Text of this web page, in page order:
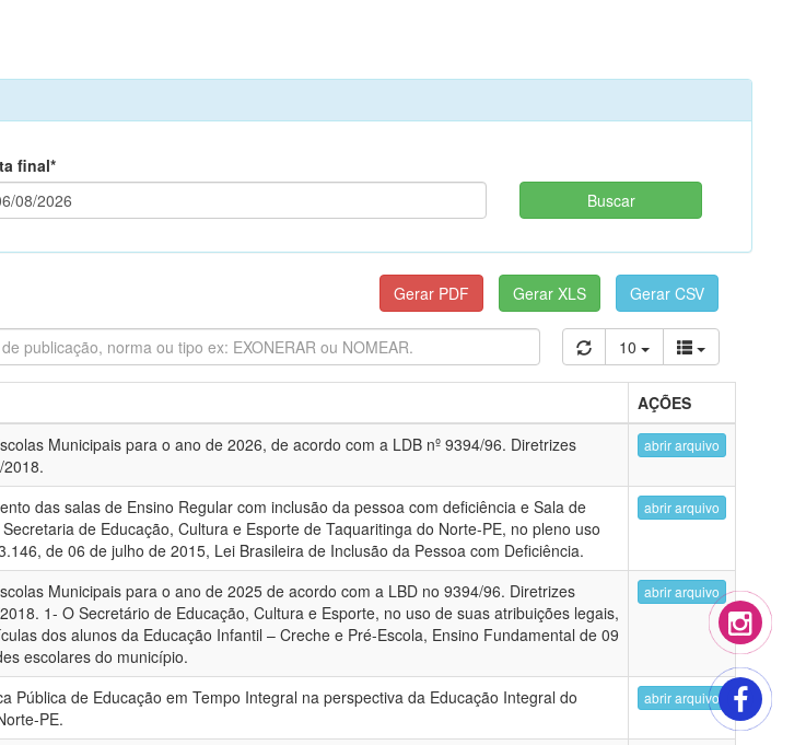
final*
10
AÇÕES
Municipais para o ano de 2026, de acordo com a LDB nº 9394/96. Diretrizes
abrir arquivo
das salas de Ensino Regular com inclusão da pessoa com deficiência e Sala de
de Educação, Cultura e Esporte de Taquaritinga do Norte-PE, no pleno uso
de 06 de julho de 2015, Lei Brasileira de Inclusão da Pessoa com Deficiência.
abrir arquivo
Municipais para o ano de 2025 de acordo com a LBD no 9394/96. Diretrizes
1- O Secretário de Educação, Cultura e Esporte, no uso de suas atribuições legais,
dos alunos da Educação Infantil – Creche e Pré-Escola, Ensino Fundamental de 09
escolares do município.
abrir arquivo
Pública de Educação em Tempo Integral na perspectiva da Educação Integral do
PE.
abrir arquivo